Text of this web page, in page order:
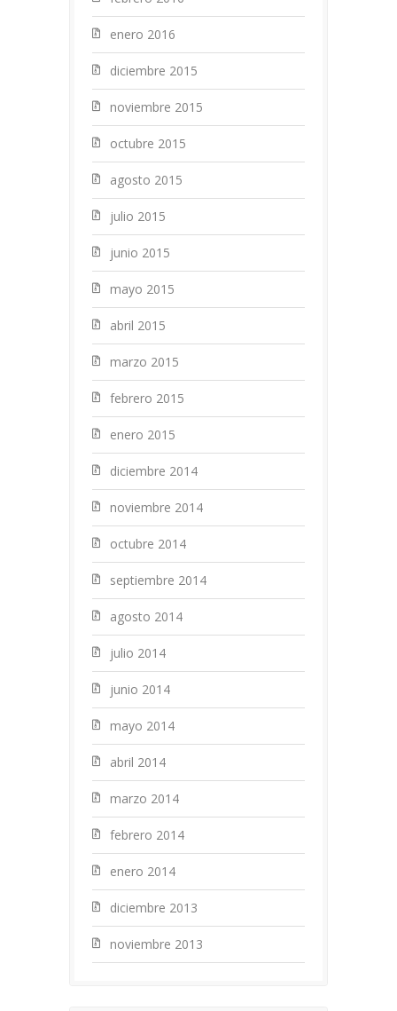
enero 2016
diciembre 2015
noviembre 2015
octubre 2015
agosto 2015
julio 2015
junio 2015
mayo 2015
abril 2015
marzo 2015
febrero 2015
enero 2015
diciembre 2014
noviembre 2014
octubre 2014
septiembre 2014
agosto 2014
julio 2014
junio 2014
mayo 2014
abril 2014
marzo 2014
febrero 2014
enero 2014
diciembre 2013
noviembre 2013